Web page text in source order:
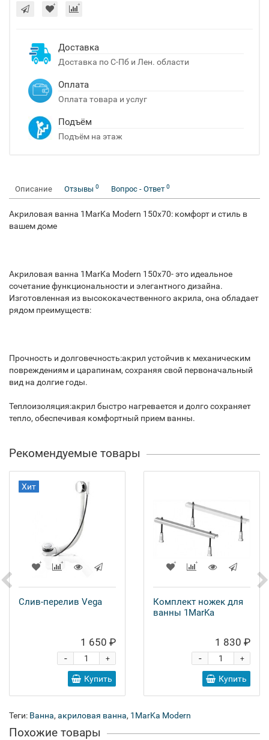
Доставка
Доставка по С-Пб и Лен. области
Оплата
Оплата товара и услуг
Подъём
Подъём на этаж
Описание Отзывы 0 Вопрос - Ответ 0
Акриловая ванна 1MarKa Modern 150x70: комфорт и стиль в
вашем доме
Акриловая ванна 1MarKa Modern 150x70- это идеальное
сочетание функциональности и элегантного дизайна.
Изготовленная из высококачественного акрила, она обладает
рядом преимуществ:
Прочность и долговечность:акрил устойчив к механическим
повреждениям и царапинам, сохраняя свой первоначальный
вид на долгие годы.
Теплоизоляция:акрил быстро нагревается и долго сохраняет
тепло, обеспечивая комфортный прием ванны.
Рекомендуемые товары
Хит
Слив-перелив Vega
1 650 ₽
+
-
Купить
Комплект ножек для
ванны 1MarKa
1 830 ₽
+
-
Купить
Теги: Ванна, акриловая ванна, 1MarKa Modern
Похожие товары